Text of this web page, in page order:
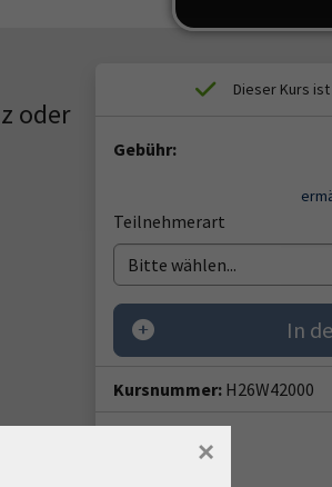
oder
Gebühr:
Teilnehmerart
Bitte wählen...
In
Kursnummer: H26W42000
Di. 15.09.2026
×